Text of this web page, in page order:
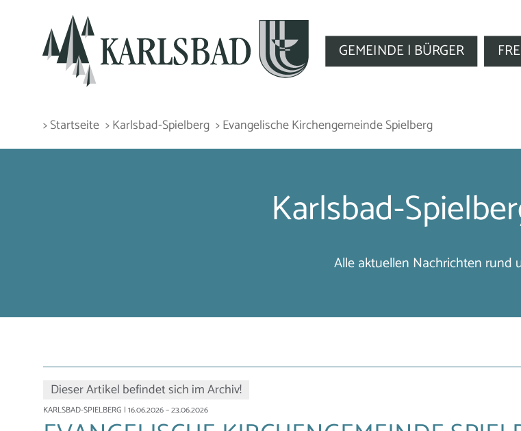
GEMEINDE | BÜRGER
> Startseite > Karlsbad-Spielberg > Evangelische Kirchengemeinde Spielberg
Karlsbad-
Alle aktuellen Nachrichten rund
Dieser Artikel befindet sich im Archiv!
KARLSBAD-SPIELBERG | 16.06.2026 – 23.06.2026